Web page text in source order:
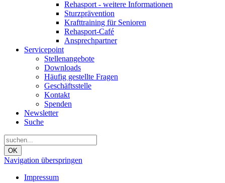
Rehasport - weitere Informationen
Sturzprävention
Krafttraining für Senioren
Rehasport-Café
Ansprechpartner
Servicepoint
Stellenangebote
Downloads
Häufig gestellte Fragen
Geschäftsstelle
Kontakt
Spenden
Newsletter
Suche
OK
Navigation überspringen
Impressum